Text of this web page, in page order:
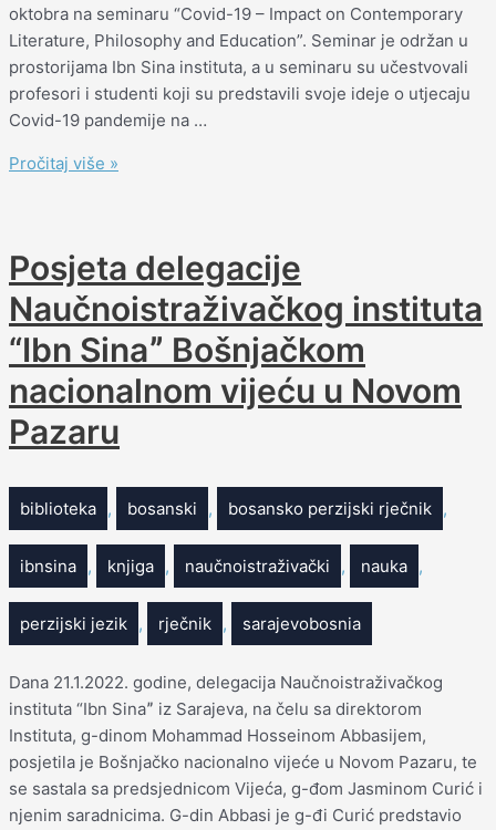
oktobra na seminaru “Covid-19 – Impact on Contemporary
Literature, Philosophy and Education”. Seminar je održan u
prostorijama Ibn Sina instituta, a u seminaru su učestvovali
profesori i studenti koji su predstavili svoje ideje o utjecaju
Covid-19 pandemije na …
Pročitaj više »
Posjeta delegacije
Naučnoistraživačkog instituta
“Ibn Sinaˮ Bošnjačkom
nacionalnom vijeću u Novom
Pazaru
biblioteka , bosanski , bosansko perzijski rječnik ,
ibnsina , knjiga , naučnoistraživački , nauka ,
perzijski jezik , rječnik , sarajevobosnia
Dana 21.1.2022. godine, delegacija Naučnoistraživačkog
instituta “Ibn Sinaˮ iz Sarajeva, na čelu sa direktorom
Instituta, g-dinom Mohammad Hosseinom Abbasijem,
posjetila je Bošnjačko nacionalno vijeće u Novom Pazaru, te
se sastala sa predsjednicom Vijeća, g-đom Jasminom Curić i
njenim saradnicima. G-din Abbasi je g-đi Curić predstavio